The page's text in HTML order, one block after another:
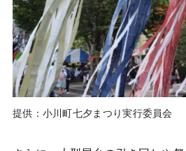
提供：小川町七夕まつり実行委員会